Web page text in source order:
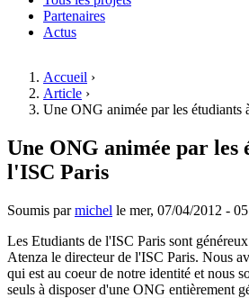
Partenaires
Actus
Vous êtes ici
Accueil ›
Article ›
Une ONG animée par les étudiants
Une ONG animée par les
l'ISC Paris
Soumis parmichel le mer, 07/04/2012 -
Les Etudiants de l'ISC Paris sont
Atenza le directeur de l'ISC Paris. Nous
qui est au coeur de notre identité et nous
seuls à disposer d'une ONG entièrement